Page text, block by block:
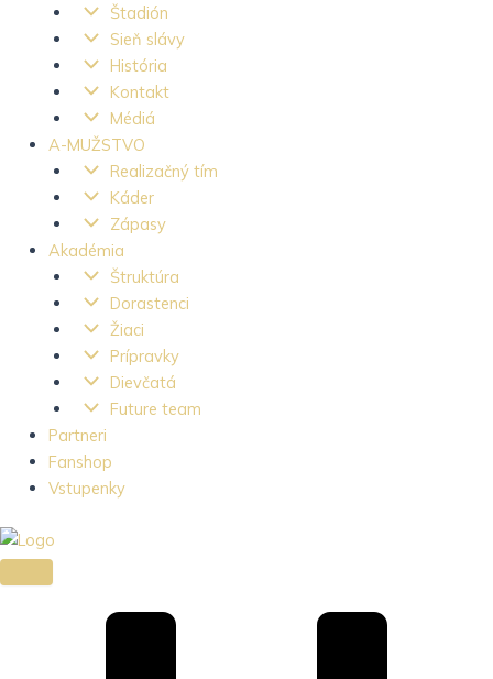
Štadión
Sieň slávy
História
Kontakt
Médiá
A-MUŽSTVO
Realizačný tím
Káder
Zápasy
Akadémia
Štruktúra
Dorastenci
Žiaci
Prípravky
Dievčatá
Future team
Partneri
Fanshop
Vstupenky